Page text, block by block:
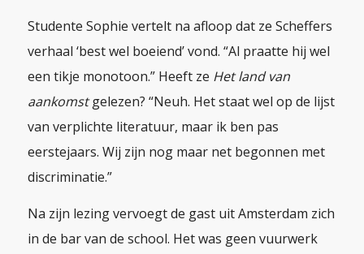
Studente Sophie vertelt na afloop dat ze Scheffers
verhaal ‘best wel boeiend’ vond. “Al praatte hij wel
een tikje monotoon.” Heeft ze Het land van
aankomstgelezen? “Neuh. Het staat wel op de lijst
van verplichte literatuur, maar ik ben pas
eerstejaars. Wij zijn nog maar net begonnen met
discriminatie.”
Na zijn lezing vervoegt de gast uit Amsterdam zich
in de bar van de school. Het was geen vuurwerk